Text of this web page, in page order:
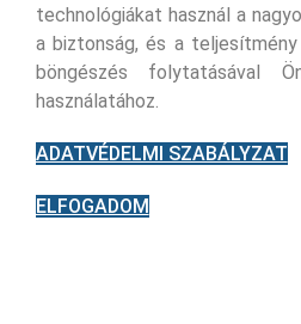
technológiákat használ a
a biztonság, és a
böngészés folytatásával
használatához.
ADATVÉDELMI SZABÁLYZAT
ELFOGADOM